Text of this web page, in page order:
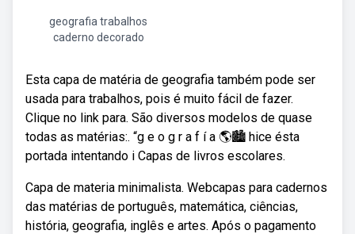
geografia trabalhos
caderno decorado
Esta capa de matéria de geografia também pode ser
usada para trabalhos, pois é muito fácil de fazer.
Clique no link para. São diversos modelos de quase
todas as matérias:. “g e o g r a f í a 🌎🏙️ hice ésta
portada intentando i Capas de livros escolares.
Capa de materia minimalista. Webcapas para cadernos
das matérias de português, matemática, ciências,
história, geografia, inglês e artes. Após o pagamento